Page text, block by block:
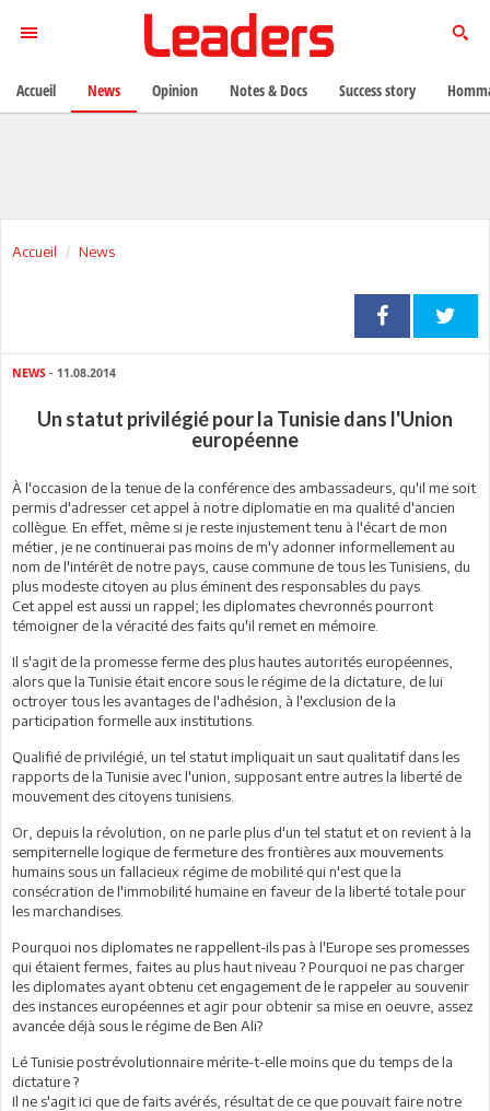
Accueil News
NEWS - 11.08.2014
Un statut privilégié pour la Tunisie dans l'Union
européenne
À l'occasion de la tenue de la conférence des ambassadeurs, qu'il me soit
permis d'adresser cet appel à notre diplomatie en ma qualité d'ancien
collègue. En effet, même si je reste injustement tenu à l'écart de mon
métier, je ne continuerai pas moins de m'y adonner informellement au
nom de l'intérêt de notre pays, cause commune de tous les Tunisiens, du
plus modeste citoyen au plus éminent des responsables du pays.
Cet appel est aussi un rappel; les diplomates chevronnés pourront
témoigner de la véracité des faits qu'il remet en mémoire.
Il s'agit de la promesse ferme des plus hautes autorités européennes,
alors que la Tunisie était encore sous le régime de la dictature, de lui
octroyer tous les avantages de l'adhésion, à l'exclusion de la
participation formelle aux institutions.
Qualifié de privilégié, un tel statut impliquait un saut qualitatif dans les
rapports de la Tunisie avec l'union, supposant entre autres la liberté de
mouvement des citoyens tunisiens.
Or, depuis la révolution, on ne parle plus d'un tel statut et on revient à la
sempiternelle logique de fermeture des frontières aux mouvements
humains sous un fallacieux régime de mobilité qui n'est que la
consécration de l'immobilité humaine en faveur de la liberté totale pour
les marchandises.
Pourquoi nos diplomates ne rappellent-ils pas à l'Europe ses promesses
qui étaient fermes, faites au plus haut niveau ? Pourquoi ne pas charger
les diplomates ayant obtenu cet engagement de le rappeler au souvenir
des instances européennes et agir pour obtenir sa mise en oeuvre, assez
avancée déjà sous le régime de Ben Ali?
Lé Tunisie postrévolutionnaire mérite-t-elle moins que du temps de la
dictature ?
Il ne s'agit ici que de faits avérés, résultat de ce que pouvait faire notre
Accueil News Opinion Notes & Docs Success story